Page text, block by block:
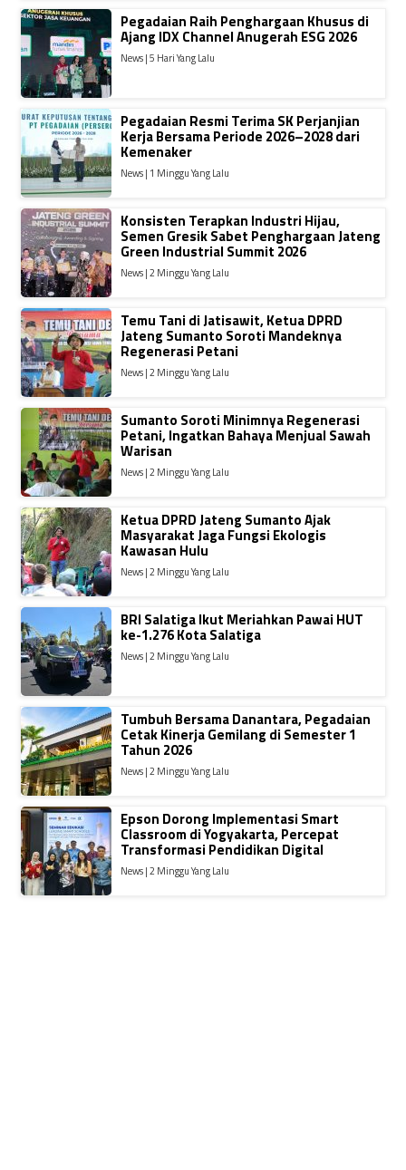
Pegadaian Raih Penghargaan Khusus di
Ajang IDX Channel Anugerah ESG 2026
News | 5 Hari Yang Lalu
Pegadaian Resmi Terima SK Perjanjian
Kerja Bersama Periode 2026–2028 dari
Kemenaker
News | 1 Minggu Yang Lalu
Konsisten Terapkan Industri Hijau,
Semen Gresik Sabet Penghargaan Jateng
Green Industrial Summit 2026
News | 2 Minggu Yang Lalu
Temu Tani di Jatisawit, Ketua DPRD
Jateng Sumanto Soroti Mandeknya
Regenerasi Petani
News | 2 Minggu Yang Lalu
Sumanto Soroti Minimnya Regenerasi
Petani, Ingatkan Bahaya Menjual Sawah
Warisan
News | 2 Minggu Yang Lalu
Ketua DPRD Jateng Sumanto Ajak
Masyarakat Jaga Fungsi Ekologis
Kawasan Hulu
News | 2 Minggu Yang Lalu
BRI Salatiga Ikut Meriahkan Pawai HUT
ke-1.276 Kota Salatiga
News | 2 Minggu Yang Lalu
Tumbuh Bersama Danantara, Pegadaian
Cetak Kinerja Gemilang di Semester 1
Tahun 2026
News | 2 Minggu Yang Lalu
Epson Dorong Implementasi Smart
Classroom di Yogyakarta, Percepat
Transformasi Pendidikan Digital
News | 2 Minggu Yang Lalu